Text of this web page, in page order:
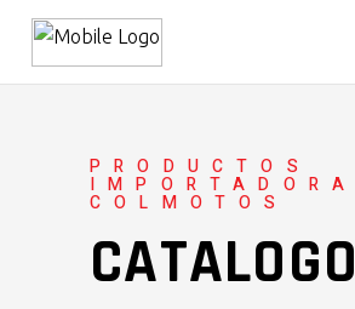
PRODUCTOS
IMPORTADORA
COLMOTOS
CATALOGO